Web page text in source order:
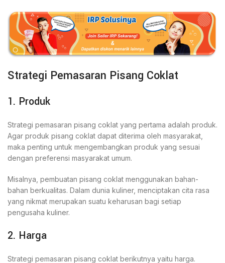
Strategi Pemasaran Pisang Coklat
1. Produk
Strategi pemasaran pisang coklat yang pertama adalah produk.
Agar produk pisang coklat dapat diterima oleh masyarakat,
maka penting untuk mengembangkan produk yang sesuai
dengan preferensi masyarakat umum.
Misalnya, pembuatan pisang coklat menggunakan bahan-
bahan berkualitas. Dalam dunia kuliner, menciptakan cita rasa
yang nikmat merupakan suatu keharusan bagi setiap
pengusaha kuliner.
2. Harga
Strategi pemasaran pisang coklat berikutnya yaitu harga.